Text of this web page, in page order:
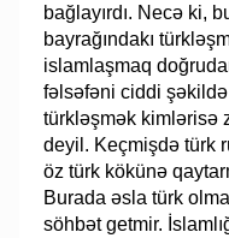
bağlayırdı. Necə ki,
bayrağındakı
islamlaşmaq
fəlsəfəni ciddi
türkləşmək kimlərisə
deyil. Keçmişdə türk
öz türk kökünə
Burada əsla türk
söhbət getmir.